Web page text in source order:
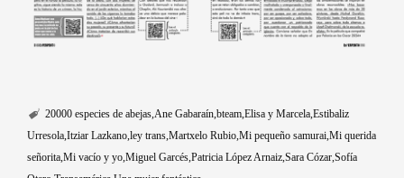
20000 especies de abejas Ane Gabaraín bteam Elisa y Marcela Estibaliz
Urresola Itziar Lazkano ley trans Martxelo Rubio Mi pequeño samurai Mi querida
señorita Mi vacío y yo Miguel Garcés Patricia López Arnaiz Sara Cózar Sofía